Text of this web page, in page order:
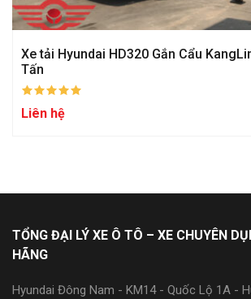
Xe tải Hyundai HD320 Gắn Cẩu
Tấn
Liên hệ
TỔNG ĐẠI LÝ XE Ô TÔ – XE CHUYÊN
HÃNG
Hyundai Đông Nam - KM14 - Quốc Lộ 1A -